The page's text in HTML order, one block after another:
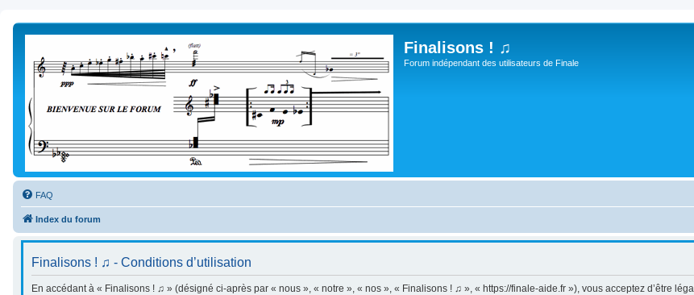
Finalisons ! ♫
Forum indépendant des utilisateurs de Finale
FAQ
Index du forum
Finalisons ! ♫ - Conditions d’utilisation
En accédant à « Finalisons ! ♫ » (désigné ci-après par « nous », « notre », « nos », « Finalisons ! ♫ », « https://finale-aide.fr »), vous acceptez d’être